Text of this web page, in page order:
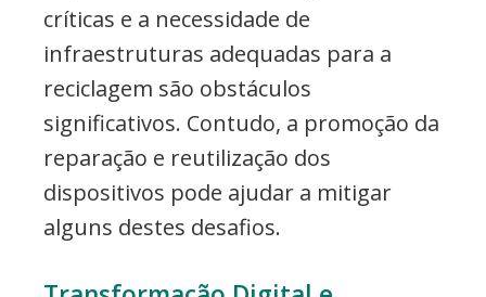
críticas e a necessidade de
infraestruturas adequadas para a
reciclagem são obstáculos
significativos. Contudo, a promoção da
reparação e reutilização dos
dispositivos pode ajudar a mitigar
alguns destes desafios.